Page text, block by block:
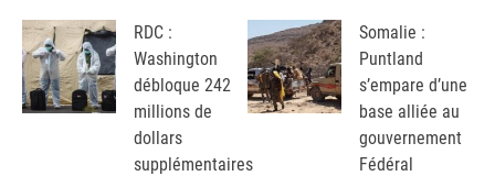
RDC :
Washington
débloque 242
millions de
dollars
supplémentaires
Somalie :
Puntland
s’empare d’une
base alliée au
gouvernement
Fédéral